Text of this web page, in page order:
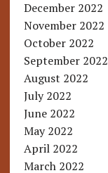
December 2022
November 2022
October 2022
September 2022
August 2022
July 2022
June 2022
May 2022
April 2022
March 2022